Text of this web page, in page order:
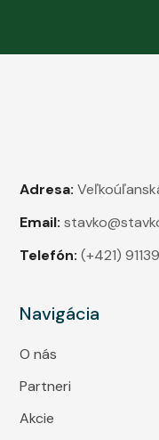
Adresa:
Email:
Telefón: (+421)
Navigácia
O nás
Partneri
Akcie